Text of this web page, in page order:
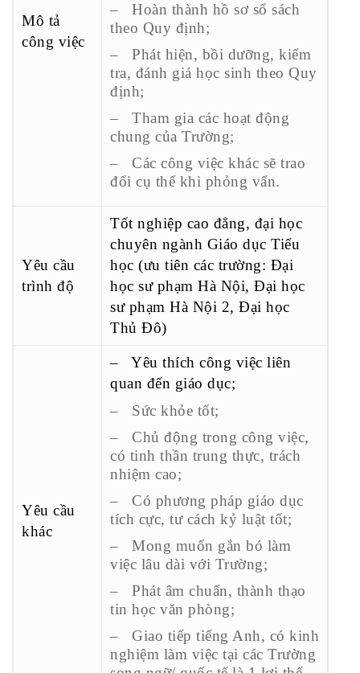
Mô tả
công việc
– Hoàn thành hồ sơ sổ sách
theo Quy định;
– Phát hiện, bồi dưỡng, kiểm
tra, đánh giá học sinh theo Quy
định;
– Tham gia các hoạt động
chung của Trường;
– Các công việc khác sẽ trao
đổi cụ thể khi phỏng vấn.
Yêu cầu
trình độ
Tốt nghiệp cao đẳng, đại học
chuyên ngành Giáo dục Tiểu
học (ưu tiên các trường: Đại
học sư phạm Hà Nội, Đại học
sư phạm Hà Nội 2, Đại học
Thủ Đô)
Yêu cầu
khác
– Yêu thích công việc liên
quan đến giáo dục;
– Sức khỏe tốt;
– Chủ động trong công việc,
có tinh thần trung thực, trách
nhiệm cao;
– Có phương pháp giáo dục
tích cực, tư cách kỷ luật tốt;
– Mong muốn gắn bó làm
việc lâu dài với Trường;
– Phát âm chuẩn, thành thạo
tin học văn phòng;
– Giao tiếp tiếng Anh, có kinh
nghiệm làm việc tại các Trường